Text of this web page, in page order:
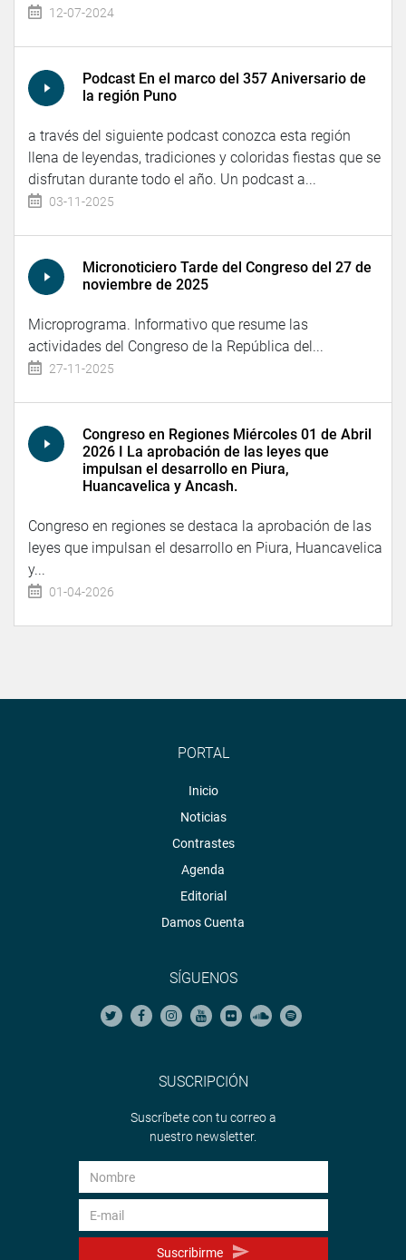
12-07-2024
Podcast En el marco del 357 Aniversario de
la región Puno
a través del siguiente podcast conozca esta región
llena de leyendas, tradiciones y coloridas fiestas que se
disfrutan durante todo el año. Un podcast a...
03-11-2025
Micronoticiero Tarde del Congreso del 27 de
noviembre de 2025
Microprograma. Informativo que resume las
actividades del Congreso de la República del...
27-11-2025
Congreso en Regiones Miércoles 01 de Abril
2026 I La aprobación de las leyes que
impulsan el desarrollo en Piura,
Huancavelica y Ancash.
Congreso en regiones se destaca la aprobación de las
leyes que impulsan el desarrollo en Piura, Huancavelica
y...
01-04-2026
PORTAL
Inicio
Noticias
Contrastes
Agenda
Editorial
Damos Cuenta
SÍGUENOS
SUSCRIPCIÓN
Suscríbete con tu correo a
nuestro newsletter.
Suscribirme